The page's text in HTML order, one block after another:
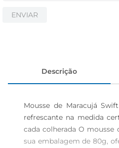
ENVIAR
Descrição
Mousse de Maracujá
refrescante na medida
cada colherada O mousse
sua embalagem de 80g,